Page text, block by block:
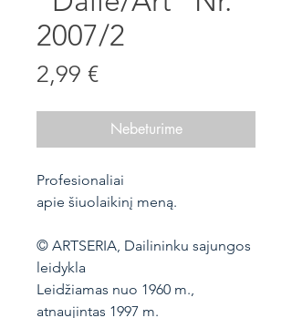
2007/2
2,99 €Price
Nebeturime
Profesionaliai
apie šiuolaikinį meną.
© ARTSERIA, Dailininku sajungos
leidykla
Leidžiamas nuo 1960 m.,
atnaujintas 1997 m.